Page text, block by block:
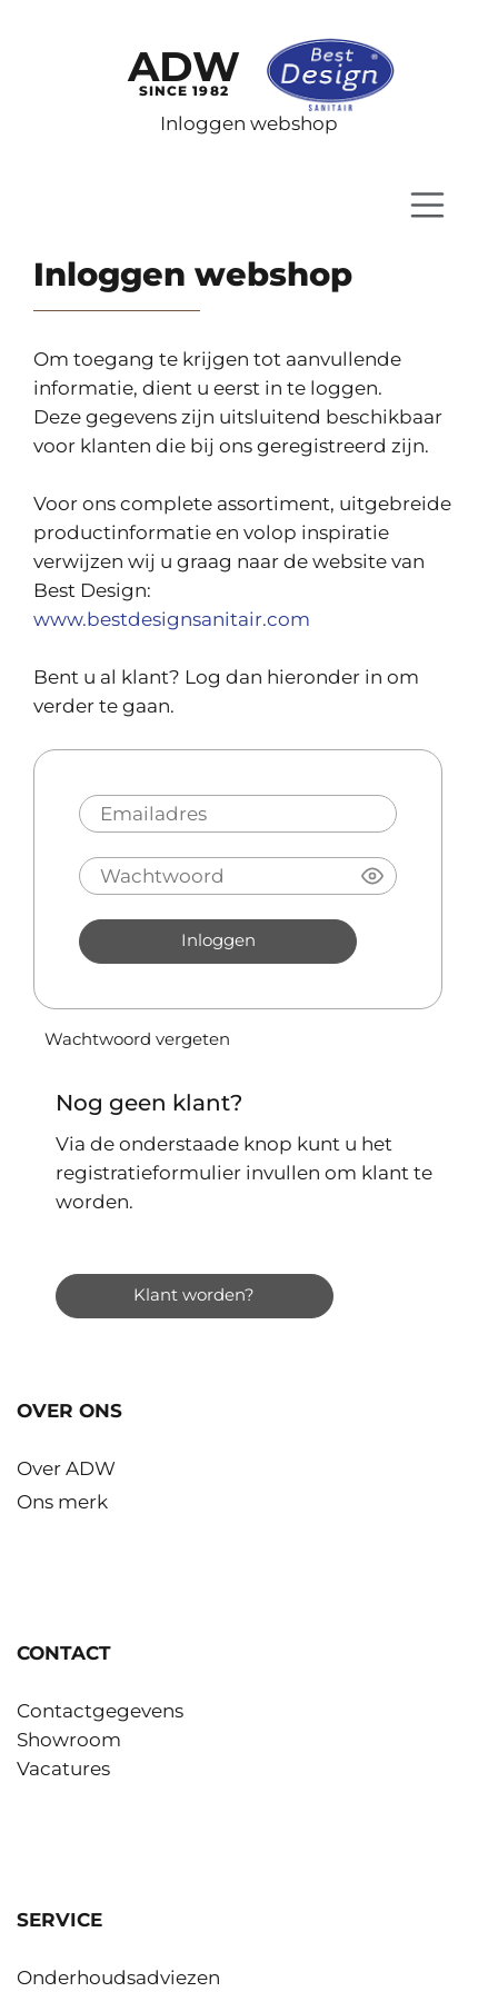
ADW
SINCE 1982
Inloggen webshop
Inloggen webshop
Om toegang te krijgen tot aanvullende
informatie, dient u eerst in te loggen.
Deze gegevens zijn uitsluitend beschikbaar
voor klanten die bij ons geregistreerd zijn.
Voor ons complete assortiment, uitgebreide
productinformatie en volop inspiratie
verwijzen wij u graag naar de website van
Best Design:
www.bestdesignsanitair.com
Bent u al klant? Log dan hieronder in om
verder te gaan.
Inloggen
Wachtwoord vergeten
Nog geen klant?
Via de onderstaade knop kunt u het
registratieformulier invullen om klant te
worden.
Klant worden?
OVER ONS
Over ADW
Ons merk
CONTACT
Contactgegevens
Showroom
Vacatures
SERVICE
Onderhoudsadviezen